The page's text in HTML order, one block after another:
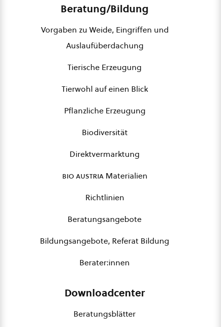
Beratung/Bildung
Vorgaben zu Weide, Eingriffen und
Auslaufüberdachung
Tierische Erzeugung
Tierwohl auf einen Blick
Pflanzliche Erzeugung
Biodiversität
Direktvermarktung
bio austriaMaterialien
Richtlinien
Beratungsangebote
Bildungsangebote, Referat Bildung
Berater:innen
Downloadcenter
Beratungsblätter